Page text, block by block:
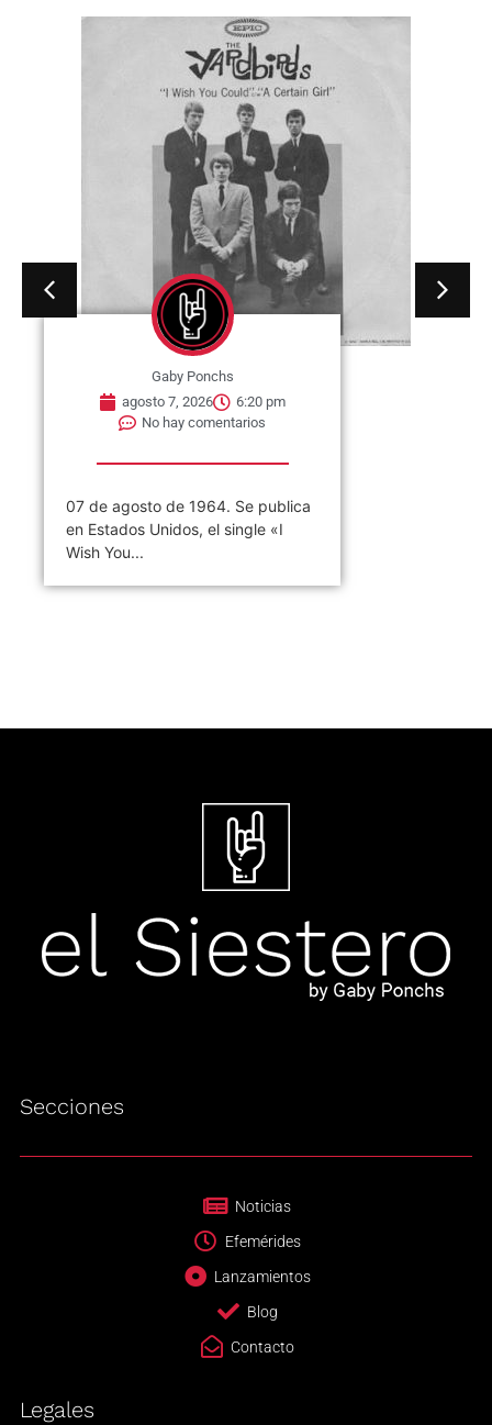
Gaby Ponchs
agosto 7, 2026
6:20 pm
No hay comentarios
07 de agosto de 1964. Se publica
en Estados Unidos, el single «I
Wish You...
Secciones
Noticias
Efemérides
Lanzamientos
Blog
Contacto
Legales